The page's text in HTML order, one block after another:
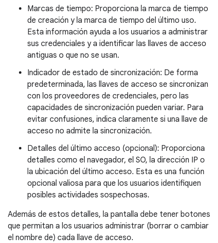
Marcas de tiempo: Proporciona la marca de tiempo
de creación y la marca de tiempo del último uso.
Esta información ayuda a los usuarios a administrar
sus credenciales y a identificar las llaves de acceso
antiguas o que no se usan.
Indicador de estado de sincronización: De forma
predeterminada, las llaves de acceso se sincronizan
con los proveedores de credenciales, pero las
capacidades de sincronización pueden variar. Para
evitar confusiones, indica claramente si una llave de
acceso no admite la sincronización.
Detalles del último acceso (opcional): Proporciona
detalles como el navegador, el SO, la dirección IP o
la ubicación del último acceso. Esta es una función
opcional valiosa para que los usuarios identifiquen
posibles actividades sospechosas.
Además de estos detalles, la pantalla debe tener botones
que permitan a los usuarios administrar (borrar o cambiar
el nombre de) cada llave de acceso.